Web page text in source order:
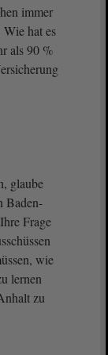
immer
hat es
als 90 %
glaube
Baden-
Frage
wie
lernen
zu